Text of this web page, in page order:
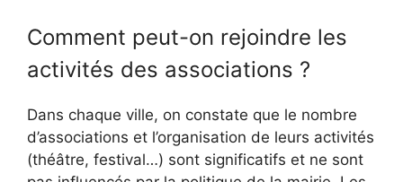
Comment peut-on rejoindre les
activités des associations ?
Dans chaque ville, on constate que le nombre
d’associations et l’organisation de leurs activités
(théâtre, festival…) sont significatifs et ne sont